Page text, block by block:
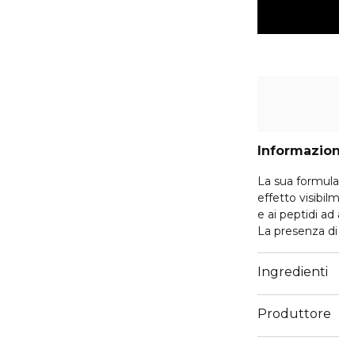
La sua
effetto
e ai peptidi ad
La presenza
Realizzato in
con un
Arricchito con
idratante.
Ingredienti
Produttore